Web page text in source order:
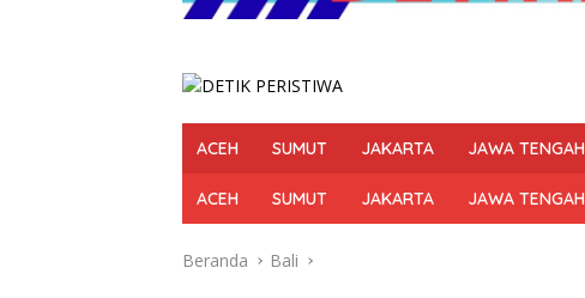
ACEH SUMUT JAKARTA JAWA TENGAH
ACEH SUMUT JAKARTA JAWA TENGAH
Beranda Bali